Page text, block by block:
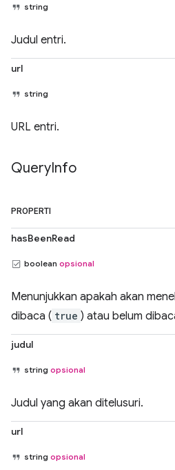
string
Judul entri.
url
string
URL entri.
QueryInfo
PROPERTI
hasBeenRead
boolean opsional
Menunjukkan apakah akan
dibaca ( true ) atau belum
judul
string opsional
Judul yang akan ditelusuri.
url
string opsional